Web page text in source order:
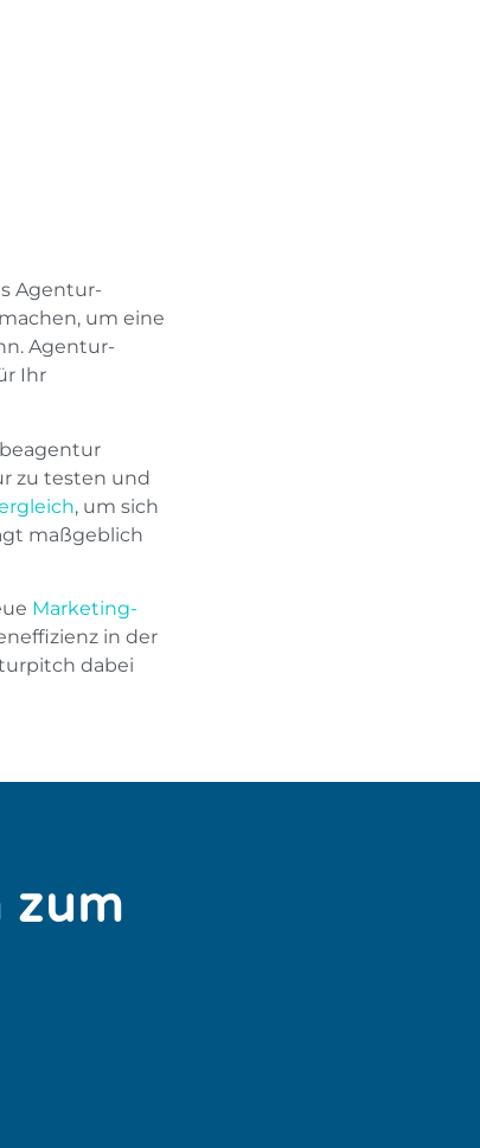
Agentur-
um eine
Agentur-
Ihr
zu testen und
, um sich
maßgeblich
Marketing-
in der
dabei
zum